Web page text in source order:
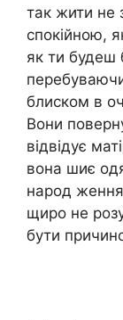
так жити не
спокійною,
як ти будеш
блиском в
Вони
відвідує
вона шиє
народ
щиро не
бути